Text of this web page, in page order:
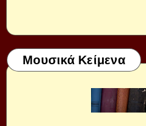
Μουσικά Κείμενα